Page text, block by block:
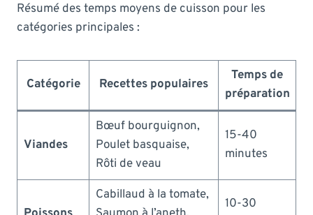
Résumé des temps moyens de cuisson pour les
catégories principales :
Catégorie Recettes populaires
Temps de
préparation
Viandes
Bœuf bourguignon,
Poulet basquaise,
Rôti de veau
15-40
minutes
Cabillaud à la tomate,
10-30